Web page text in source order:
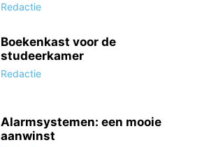
Redactie
Boekenkast voor de
studeerkamer
Redactie
Alarmsystemen: een mooie
aanwinst